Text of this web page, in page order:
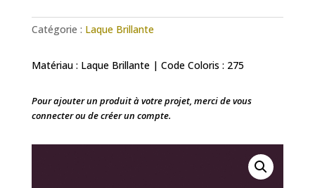
Catégorie : Laque Brillante
Matériau : Laque Brillante | Code Coloris : 275
Pour ajouter un produit à votre projet, merci de vous
connecter ou de créer un compte.